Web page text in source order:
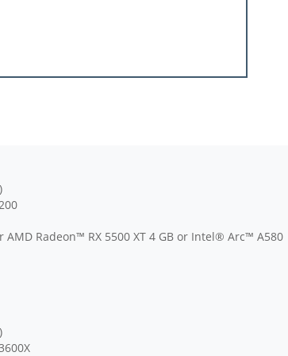
AMD Radeon™ RX 5500 XT 4 GB or Intel® Arc™ A580